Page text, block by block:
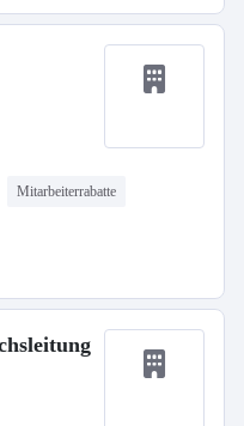
Mitarbeiterrabatte